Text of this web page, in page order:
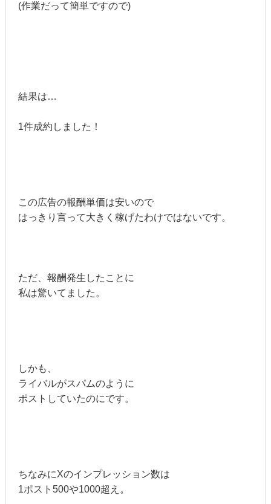
(作業だって簡単ですので)
結果は…
1件成約しました！
この広告の報酬単価は安いので
はっきり言って大きく稼げたわけではないです。
ただ、報酬発生したことに
私は驚いてました。
しかも、
ライバルがスパムのように
ポストしていたのにです。
ちなみにXのインプレッション数は
1ポスト500や1000超え。